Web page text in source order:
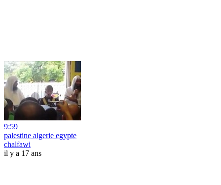
9:59
palestine algerie egypte
chalfawi
il y a 17 ans